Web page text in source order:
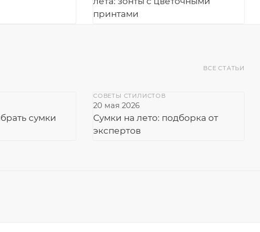
принтами
ВСЕ СТАТЬИ
сумки
СОВЕТЫ СТИЛИСТОВ
20 мая 2026
Сумки на лето: подборка от
экспертов